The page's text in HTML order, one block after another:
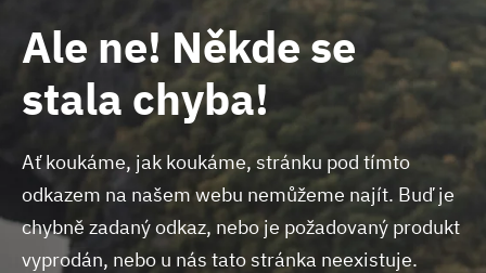
Ale ne! Někde se
stala chyba!
Ať koukáme, jak koukáme, stránku pod tímto
odkazem na našem webu nemůžeme najít. Buď je
chybně zadaný odkaz, nebo je požadovaný produkt
vyprodán, nebo u nás tato stránka neexistuje.